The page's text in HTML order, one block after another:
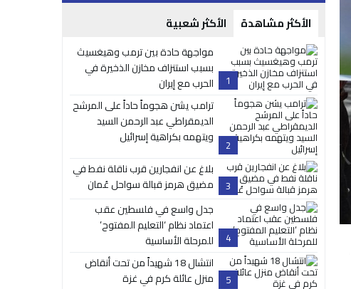
الأكثر مشاهدة الأكثر شعبية
1
مواجهة حادة بين ترمب وهيغسيث
بسبب استنزاف مخازن الذخيرة في
الحرب مع إيران
2
ترامب يشن هجوماً حاداً على المرشح
الديمقراطي عبد الرحمن السيد
ويتهمه بكراهية إسرائيل
3
بلاغ عن انفجارين قرب ناقلة نفط في
مضيق هرمز قبالة سواحل عُمان
4
جدل واسع في فلسطين عقب
اعتماد نظام ‘التعليم المفتوح’
للمرحلة الأساسية
5
انتشال 18 شهيداً من تحت أنقاض
منزل عائلة كرم في غزة